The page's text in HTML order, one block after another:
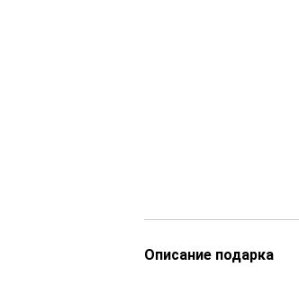
Описание подарка